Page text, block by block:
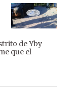
de Yby
que el